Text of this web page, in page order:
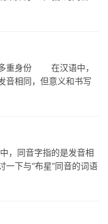
重身份 在汉语中，
音相同，但意义和书写
同音字指的是发音相
一下与“布星”同音的词语